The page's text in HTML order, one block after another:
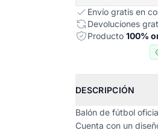
Envío gratis en
Devoluciones
Producto 100%
DESCRIPCIÓN
Balón de fútbol
Cuenta con un